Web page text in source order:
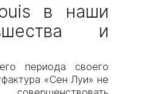
в наши
и
периода своего
«Сен Луи» не